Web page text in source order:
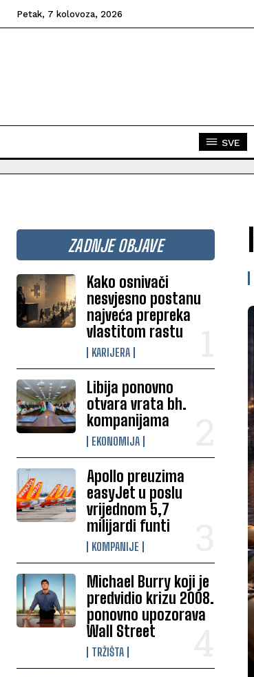
Petak, 7 kolovoza, 2026
SVE
ZADNJE OBJAVE
Kako osnivači
nesvjesno postanu
najveća prepreka
vlastitom rastu
KARIJERA
Libija ponovno
otvara vrata bh.
kompanijama
EKONOMIJA
Apollo preuzima
easyJet u poslu
vrijednom 5,7
milijardi funti
KOMPANIJE
Michael Burry koji je
predvidio krizu 2008.
ponovno upozorava
Wall Street
TRŽIŠTA